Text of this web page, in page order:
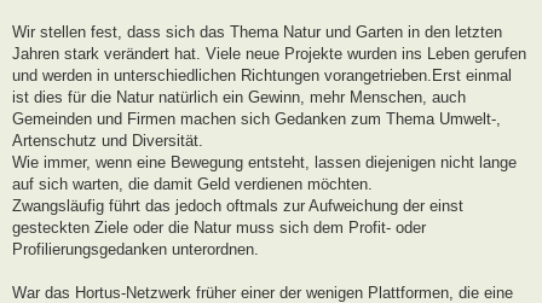
Wir stellen fest, dass sich das Thema Natur und Garten in den letzten
Jahren stark verändert hat. Viele neue Projekte wurden ins Leben gerufen
und werden in unterschiedlichen Richtungen vorangetrieben.Erst einmal
ist dies für die Natur natürlich ein Gewinn, mehr Menschen, auch
Gemeinden und Firmen machen sich Gedanken zum Thema Umwelt-,
Artenschutz und Diversität.
Wie immer, wenn eine Bewegung entsteht, lassen diejenigen nicht lange
auf sich warten, die damit Geld verdienen möchten.
Zwangsläufig führt das jedoch oftmals zur Aufweichung der einst
gesteckten Ziele oder die Natur muss sich dem Profit- oder
Profilierungsgedanken unterordnen.
War das Hortus-Netzwerk früher einer der wenigen Plattformen, die eine